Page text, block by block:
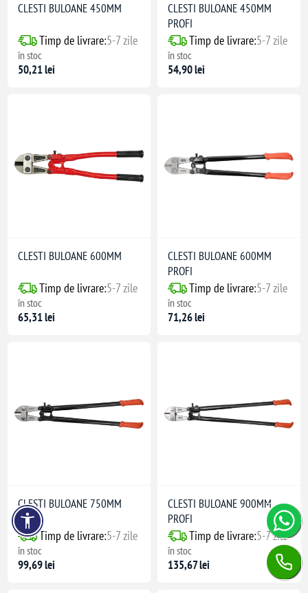
CLESTI BULOANE 450MM
Timp de livrare:5-7 zile
în stoc
50,21 lei
CLESTI BULOANE 450MM
PROFI
Timp de livrare:5-7 zile
în stoc
54,90 lei
CLESTI BULOANE 600MM
Timp de livrare:5-7 zile
în stoc
65,31 lei
CLESTI BULOANE 600MM
PROFI
Timp de livrare:5-7 zile
în stoc
71,26 lei
CLESTI BULOANE 750MM
PROFI
Timp de livrare:5-7 zile
în stoc
99,69 lei
CLESTI BULOANE 900MM
PROFI
Timp de livrare:5-7 zile
în stoc
135,67 lei